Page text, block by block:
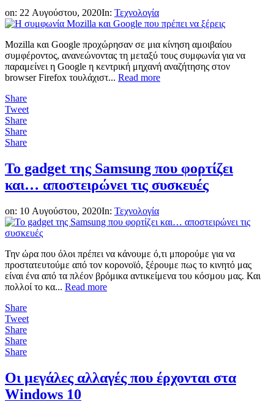
on: 22 Αυγούστου, 2020In: Τεχνολογία
Mozilla και Google προχώρησαν σε μια κίνηση αμοιβαίου
συμφέροντος, ανανεώνοντας τη μεταξύ τους συμφωνία για να
παραμείνει η Google η κεντρική μηχανή αναζήτησης στον
browser Firefox τουλάχιστ... Read more
Share
Tweet
Share
Share
Share
Το gadget της Samsung που φορτίζει
και… αποστειρώνει τις συσκευές
on: 10 Αυγούστου, 2020In: Τεχνολογία
Την ώρα που όλοι πρέπει να κάνουμε ό,τι μπορούμε για να
προστατευτούμε από τον κορονοϊό, ξέρουμε πως το κινητό μας
είναι ένα από τα πλέον βρόμικα αντικείμενα του κόσμου μας. Και
πολλοί το κα... Read more
Share
Tweet
Share
Share
Share
Οι μεγάλες αλλαγές που έρχονται στα
Windows 10